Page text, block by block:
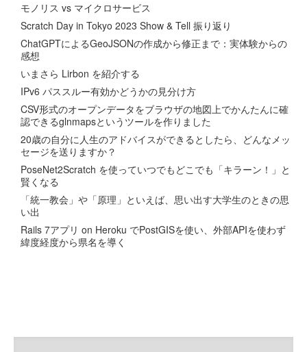
モノリス vs マイクロサービス
Scratch Day in Tokyo 2023 Show & Tell 振り返り
ChatGPTによるGeoJSONの作成から修正まで：実体験からの
感想
いまさら Lirbon を紹介する
IPv6 パススルー有効かどうかの見分け方
CSV形式のオープンデータをブラウザの地図上でかんたんに確
認できるglnmapsというツールを作りました
20歳の自分に人生のアドバイスができるとしたら、どんなメッ
セージを送りますか？
PoseNet2Scratch を使っていつでもどこでも「キラーン！」と
賢くなる
「統一教会」や「原理」といえば、思い出す大学生のときの思
い出
Rails 7アプリ on Heroku でPostGISを使い、外部APIを使わず
緯度経度から県名を導く